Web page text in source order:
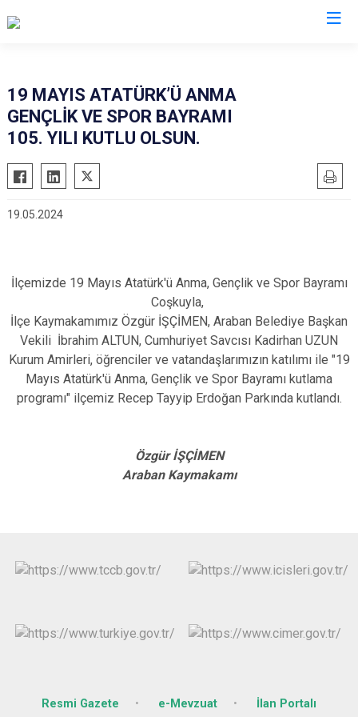
Araban
Karkamış
Şahinbey
Yavuzeli
19 MAYIS ATATÜRK’Ü ANMA
GENÇLİK VE SPOR BAYRAMI
105. YILI KUTLU OLSUN.
19.05.2024
İlçemizde 19 Mayıs Atatürk'ü Anma, Gençlik ve Spor Bayramı
Coşkuyla,
İlçe Kaymakamımız Özgür İŞÇİMEN, Araban Belediye Başkan
Vekili İbrahim ALTUN, Cumhuriyet Savcısı Kadirhan UZUN
Kurum Amirleri, öğrenciler ve vatandaşlarımızın katılımı ile "19
Mayıs Atatürk'ü Anma, Gençlik ve Spor Bayramı kutlama
programı" ilçemiz Recep Tayyip Erdoğan Parkında kutlandı.
Özgür İŞÇİMEN
Araban Kaymakamı
Resmi Gazete e-Mevzuat İlan Portalı